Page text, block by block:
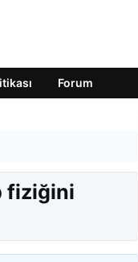
Forum
fiziğini